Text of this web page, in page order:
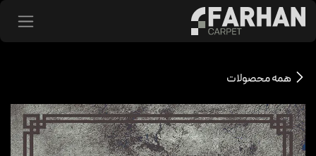
رد شدن به محتوا
همه محصولات